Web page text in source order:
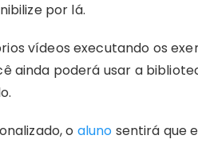
por lá.
vídeos executando os
ainda poderá usar a
o aluno sentirá que